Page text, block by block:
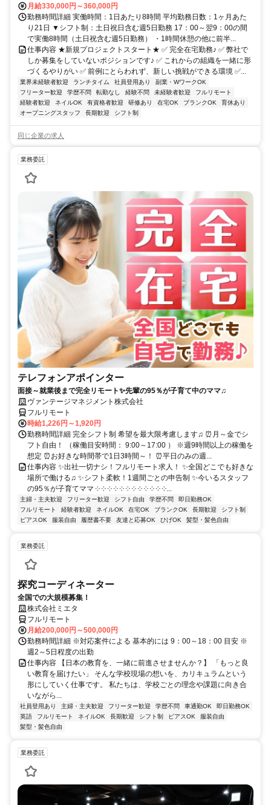
月給330,000円～360,000円
勤務時間詳細 実働時間：1日あたり8時間 平均勤務日数：1ヶ月あた
り21日 ▼シフト制：土日祝日含む週5日勤務 17：00～翌9：00の間
で実働8時間（土日祝含む週5日勤務） ・1時間休憩の他に前半...
仕事内容 ★新規プロジェクトスタート★ ✅ 完全在宅勤務♪ ✅ 弊社で
しか募集をしていないポジションです♪ ✅ これからの組織を一緒に形
づくるやりがい ✅ 前例にとらわれず、新しい挑戦ができる環境 ✅...
業界未経験者歓迎 ランチタイム 社員登用あり
副業・WワークOK
フリーター歓迎
学歴不問 転勤なし 経験不問 未経験者歓迎
フルリモート
経験者歓迎
ネイルOK 有資格者歓迎 研修あり 在宅OK ブランクOK
育休あり
オープニングスタッフ
長期歓迎 シフト制
同じ企業の求人
業務委託
テレフォンアポインター
面接～就業後まで完全リモート✨先輩の95％が子育て中のママ♫
ヴァンテージマネジメント株式会社
フルリモート
時給1,226円～1,920円
勤務時間詳細 完全シフト制 希望を最大限考慮します♫ ⏰月～金でシ
フト自由！ （稼働目安時間： 9:00～17:00 ） ※週9時間以上の稼働を
想定 ⏰お好きな時間帯で1日3時間～！ ⏰平日のみの週...
仕事内容 ✨出社一切ナシ！フルリモート求人！ ✨全国どこでも好きな
場所で働ける♫ ✨シフト柔軟！1週間ごとの申告制 ✨今いるスタッフ
の95％が子育てママ ༶ ༶ ༶ ༶ ༶ ༶ ༶ ༶ ༶ ༶ ༶ ༶...
主婦・主夫歓迎 フリーター歓迎 シフト自由 学歴不問
即日勤務OK
フルリモート
経験者歓迎 ネイルOK 在宅OK ブランクOK 長期歓迎
シフト制
ピアスOK
服装自由 履歴書不要 友達と応募OK ひげOK 髪型・髪色自由
業務委託
探究コーディネーター
全国での大規模募集！
株式会社ミエタ
フルリモート
月給200,000円～500,000円
勤務時間詳細 ※対応案件による 基本的には 9：00～18：00 目安 ※
週2～5日程度の出勤
仕事内容 【日本の教育を、一緒に前進させませんか？】 「もっと良
い教育を届けたい」 そんな学校現場の想いを、カリキュラムという
形にしていく仕事です。 私たちは、学校ごとの理念や課題に向き合
いながら...
社員登用あり 主婦・主夫歓迎 フリーター歓迎 学歴不問 車通勤OK
即日勤務OK
英語
フルリモート ネイルOK 長期歓迎 シフト制 ピアスOK
服装自由
髪型・髪色自由
業務委託